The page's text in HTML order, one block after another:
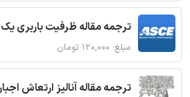
ترجمه مقاله ظرفیت باربری
مبلغ: ۱۲۰,۰۰۰ تومان
ترجمه مقاله آنالیز ارتعاش